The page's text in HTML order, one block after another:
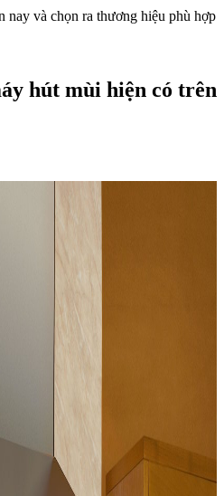
nay và chọn ra thương hiệu phù hợp
hút mùi hiện có trên